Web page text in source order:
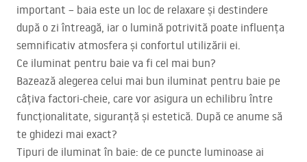
important – baia este un loc de relaxare și destindere
după o zi întreagă, iar o lumină potrivită poate influența
semnificativ atmosfera și confortul utilizării ei.
Ce iluminat pentru baie va fi cel mai bun?
Bazează alegerea celui mai bun iluminat pentru baie pe
câțiva factori-cheie, care vor asigura un echilibru între
funcționalitate, siguranță și estetică. După ce anume să
te ghidezi mai exact?
Tipuri de iluminat în baie: de ce puncte luminoase ai